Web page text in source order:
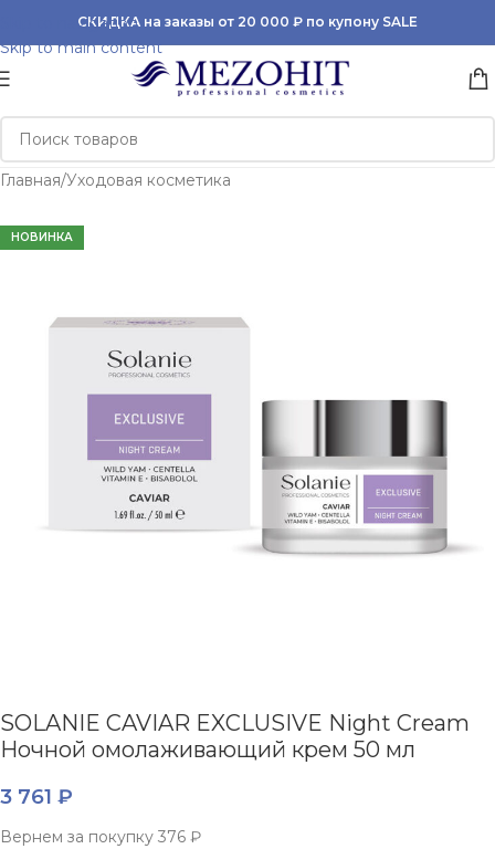
Skip to navigation
Skip to main content
СКИДКА на заказы от 20 000 ₽ по купону SALE
Главная/Уходовая косметика
НОВИНКА
SOLANIE CAVIAR EXCLUSIVE Night Cream
Ночной омолаживающий крем 50 мл
3 761 ₽
Вернем за покупку 376 ₽